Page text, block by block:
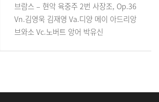
브람스 – 현악 육중주 2번 사장조, Op.36
Vn.김영욱 김재영 Va.디양 메이 아드리앙
브와소 Vc.노버트 앙어 박유신